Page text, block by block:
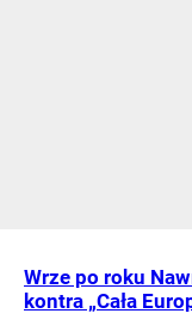
Wrze po roku
kontra „Cała